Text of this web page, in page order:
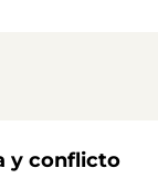
y conflicto